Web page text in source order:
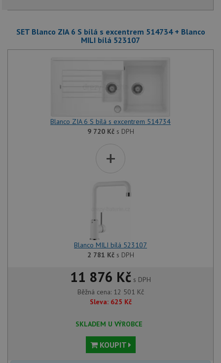
SET Blanco ZIA 6 S bílá s excentrem 514734 + Blanco
MILI bílá 523107
Blanco ZIA 6 S bílá s excentrem 514734
9 720 Kčs DPH
+
Blanco MILI bílá 523107
2 781 Kčs DPH
11 876 Kč s DPH
Běžná cena: 12 501 Kč
Sleva: 625 Kč
SKLADEM U VÝROBCE
KOUPIT